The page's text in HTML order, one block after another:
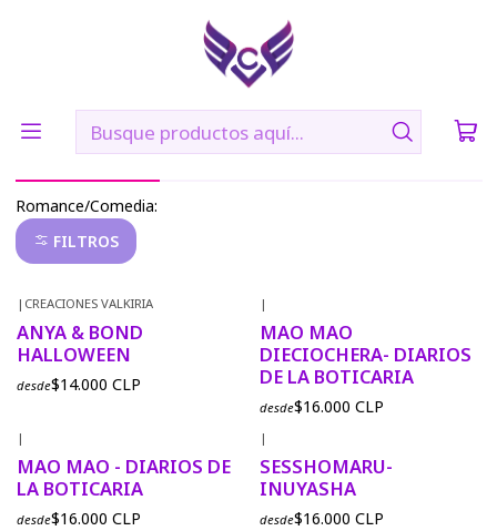
🛠️ Confección: 2 días hábiles | 🚚 Envíos vía Blue Express a
POLERAS ROMANCE/COMEDIA
ROMANCE/COMEDIA
Romance/Comedia:
FILTROS
| CREACIONES VALKIRIA
ANYA & BOND
HALLOWEEN
desde$14.000 CLP
|
MAO MAO
DIECIOCHERA- DIARIOS
DE LA BOTICARIA
desde$16.000 CLP
|
MAO MAO - DIARIOS DE
LA BOTICARIA
desde$16.000 CLP
|
SESSHOMARU-
INUYASHA
desde$16.000 CLP